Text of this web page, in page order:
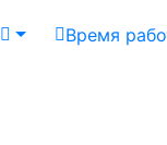
Время